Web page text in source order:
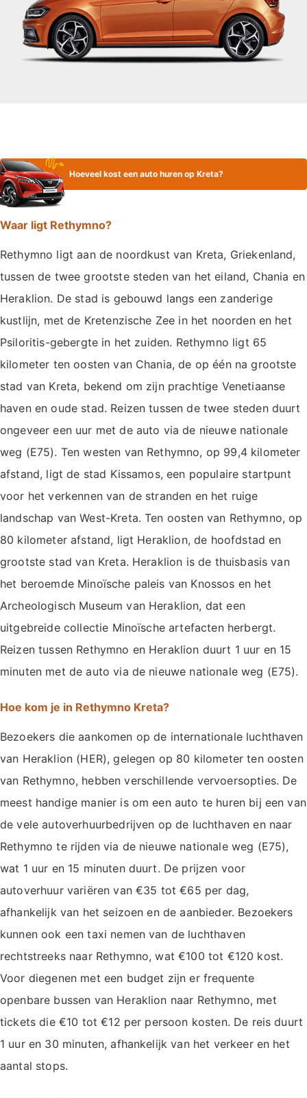
Hoeveel kost een auto huren op Kreta?
Waar ligt Rethymno?
Rethymno ligt aan de noordkust van Kreta, Griekenland,
tussen de twee grootste steden van het eiland, Chania en
Heraklion. De stad is gebouwd langs een zanderige
kustlijn, met de Kretenzische Zee in het noorden en het
Psiloritis-gebergte in het zuiden. Rethymno ligt 65
kilometer ten oosten van Chania, de op één na grootste
stad van Kreta, bekend om zijn prachtige Venetiaanse
haven en oude stad. Reizen tussen de twee steden duurt
ongeveer een uur met de auto via de nieuwe nationale
weg (E75). Ten westen van Rethymno, op 99,4 kilometer
afstand, ligt de stad Kissamos, een populaire startpunt
voor het verkennen van de stranden en het ruige
landschap van West-Kreta. Ten oosten van Rethymno, op
80 kilometer afstand, ligt Heraklion, de hoofdstad en
grootste stad van Kreta. Heraklion is de thuisbasis van
het beroemde Minoïsche paleis van Knossos en het
Archeologisch Museum van Heraklion, dat een
uitgebreide collectie Minoïsche artefacten herbergt.
Reizen tussen Rethymno en Heraklion duurt 1 uur en 15
minuten met de auto via de nieuwe nationale weg (E75).
Hoe kom je in Rethymno Kreta?
Bezoekers die aankomen op de internationale luchthaven
van Heraklion (HER), gelegen op 80 kilometer ten oosten
van Rethymno, hebben verschillende vervoersopties. De
meest handige manier is om een auto te huren bij een van
de vele autoverhuurbedrijven op de luchthaven en naar
Rethymno te rijden via de nieuwe nationale weg (E75),
wat 1 uur en 15 minuten duurt. De prijzen voor
autoverhuur variëren van €35 tot €65 per dag,
afhankelijk van het seizoen en de aanbieder. Bezoekers
kunnen ook een taxi nemen van de luchthaven
rechtstreeks naar Rethymno, wat €100 tot €120 kost.
Voor diegenen met een budget zijn er frequente
openbare bussen van Heraklion naar Rethymno, met
tickets die €10 tot €12 per persoon kosten. De reis duurt
1 uur en 30 minuten, afhankelijk van het verkeer en het
aantal stops.